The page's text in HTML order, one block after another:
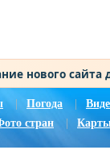
нового
Погода |
стран